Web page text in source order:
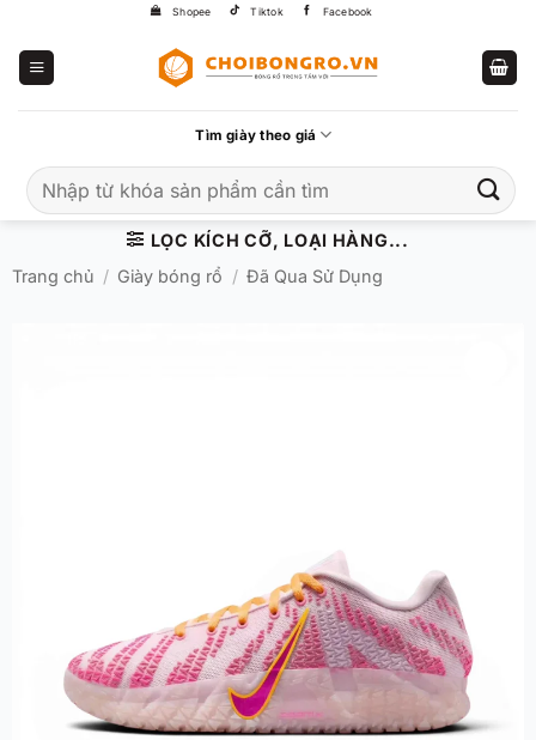
Shopee Tiktok Facebook
Tìm giày theo giá
kiếm:
LỌC KÍCH CỠ, LOẠI HÀNG...
Trang chủ / Giày bóng rổ / Đã Qua Sử Dụng